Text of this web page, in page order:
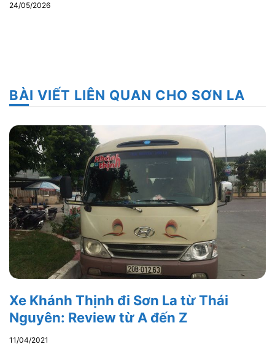
24/05/2026
BÀI VIẾT LIÊN QUAN CHO SƠN LA
Xe Khánh Thịnh đi Sơn La từ Thái
Nguyên: Review từ A đến Z
11/04/2021